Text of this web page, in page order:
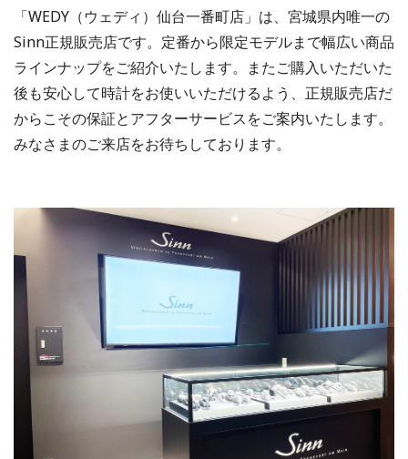
「WEDY（ウェディ）仙台一番町店」は、宮城県内唯一の
Sinn正規販売店です。定番から限定モデルまで幅広い商品
ラインナップをご紹介いたします。またご購入いただいた
後も安心して時計をお使いいただけるよう、正規販売店だ
からこその保証とアフターサービスをご案内いたします。
みなさまのご来店をお待ちしております。